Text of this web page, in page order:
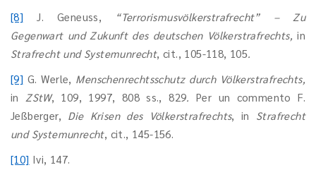
[8] J. Geneuss,
“Terrorismusvölkerstrafrecht” – Zu
Gegenwart und Zukunft des deutschen Völkerstrafrechts,in
Strafrecht und Systemunrecht, cit., 105-118, 105.
[9] G. Werle, Menschenrechtsschutz durch Völkerstrafrechts,
in ZStW, 109, 1997, 808 ss., 829.Per un commento F.
Jeßberger, Die Krisen des Völkerstrafrechts, in Strafrecht
und Systemunrecht, cit., 145-156.
[10] Ivi, 147.